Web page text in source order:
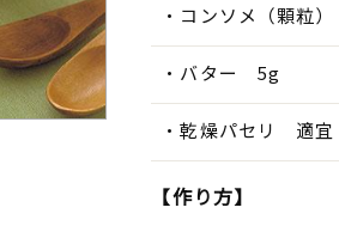
コンソメ（顆粒
バター 5g
乾燥パセリ 適宜
【作り方】